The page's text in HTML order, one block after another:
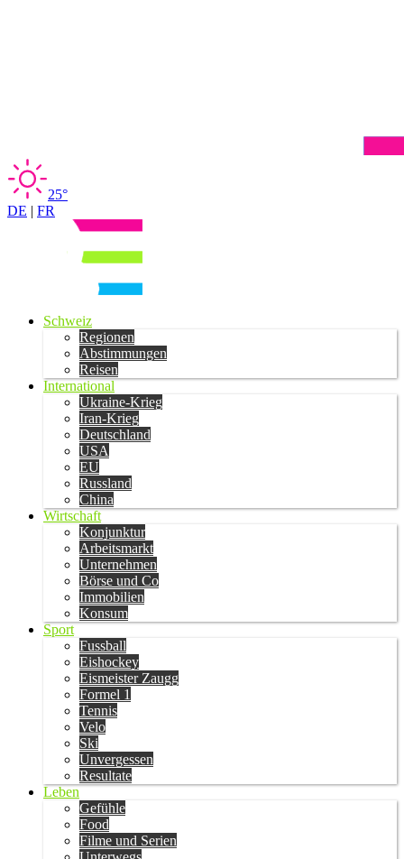
25°
DE | FR
Schweiz
Regionen
Abstimmungen
Reisen
International
Ukraine-Krieg
Iran-Krieg
Deutschland
USA
EU
Russland
China
Wirtschaft
Konjunktur
Arbeitsmarkt
Unternehmen
Börse und Co
Immobilien
Konsum
Sport
Fussball
Eishockey
Eismeister Zaugg
Formel 1
Tennis
Velo
Ski
Unvergessen
Resultate
Leben
Gefühle
Food
Filme und Serien